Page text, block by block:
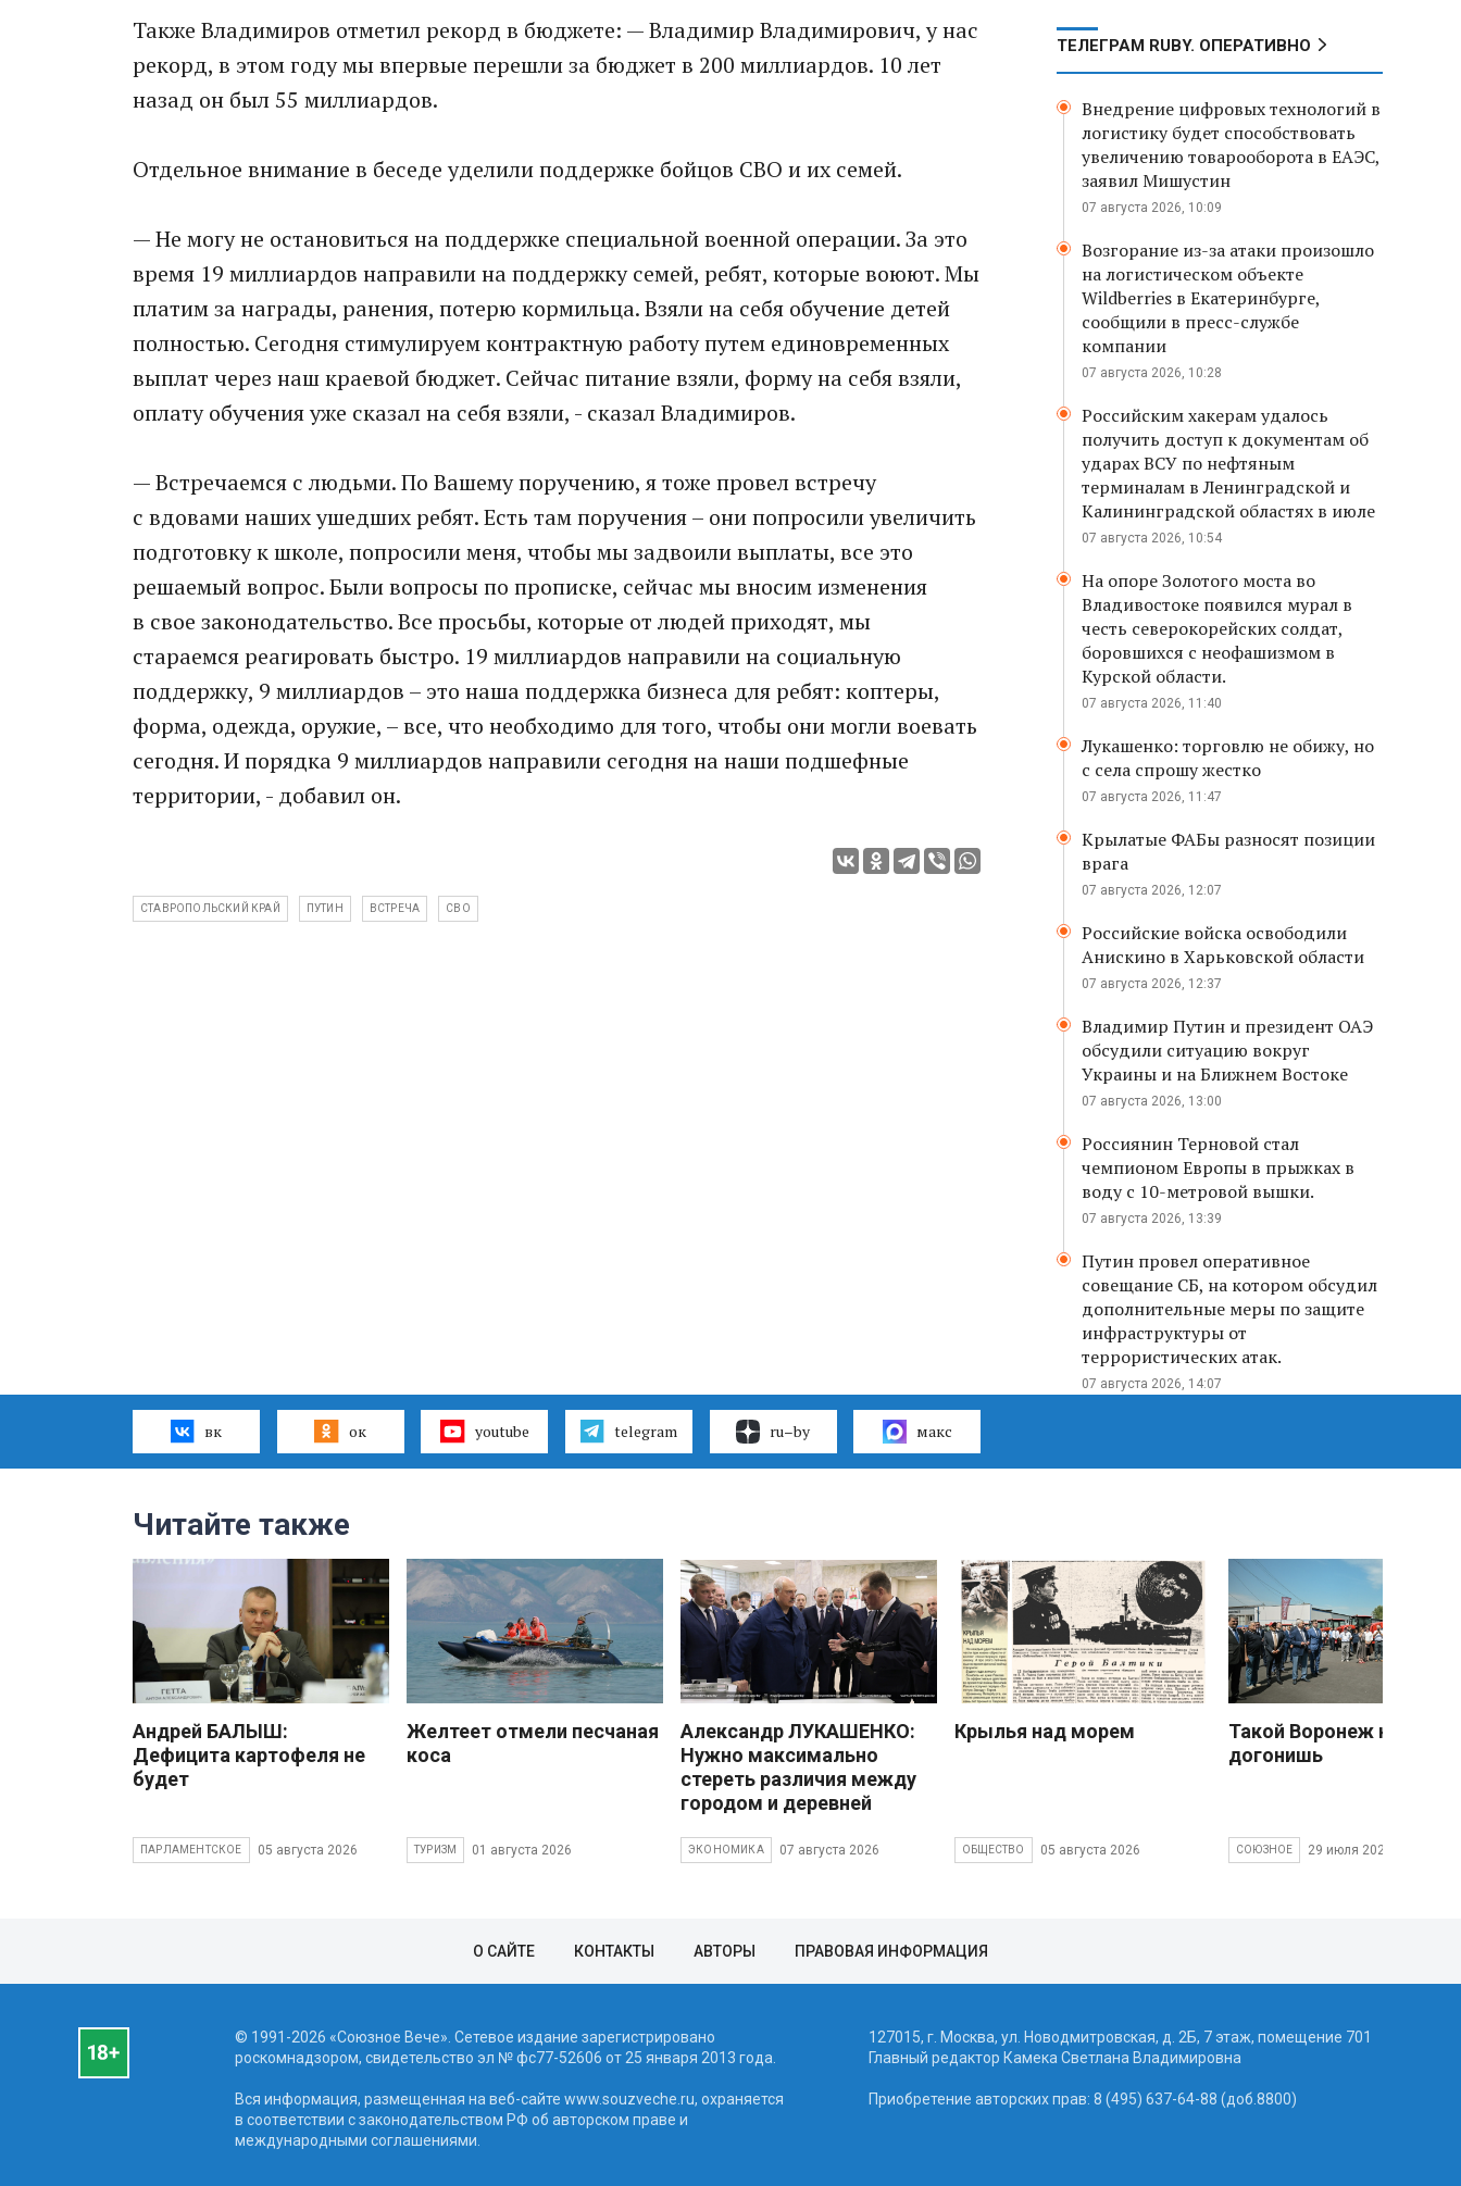
Также Владимиров отметил рекорд в бюджете: — Владимир Владимирович, у нас
рекорд, в этом году мы впервые перешли за бюджет в 200 миллиардов. 10 лет
назад он был 55 миллиардов.
Отдельное внимание в беседе уделили поддержке бойцов СВО и их семей.
— Не могу не остановиться на поддержке специальной военной операции. За это
время 19 миллиардов направили на поддержку семей, ребят, которые воюют. Мы
платим за награды, ранения, потерю кормильца. Взяли на себя обучение детей
полностью. Сегодня стимулируем контрактную работу путем единовременных
выплат через наш краевой бюджет. Сейчас питание взяли, форму на себя взяли,
оплату обучения уже сказал на себя взяли, - сказал Владимиров.
— Встречаемся с людьми. По Вашему поручению, я тоже провел встречу
с вдовами наших ушедших ребят. Есть там поручения – они попросили увеличить
подготовку к школе, попросили меня, чтобы мы задвоили выплаты, все это
решаемый вопрос. Были вопросы по прописке, сейчас мы вносим изменения
в свое законодательство. Все просьбы, которые от людей приходят, мы
стараемся реагировать быстро. 19 миллиардов направили на социальную
поддержку, 9 миллиардов – это наша поддержка бизнеса для ребят: коптеры,
форма, одежда, оружие, – все, что необходимо для того, чтобы они могли воевать
сегодня. И порядка 9 миллиардов направили сегодня на наши подшефные
территории, - добавил он.
СТАВРОПОЛЬСКИЙ КРАЙ ПУТИН ВСТРЕЧА СВО
ТЕЛЕГРАМ RUBY. ОПЕРАТИВНО
Внедрение цифровых технологий в
логистику будет способствовать
увеличению товарооборота в ЕАЭС,
заявил Мишустин
07 августа 2026, 10:09
Возгорание из-за атаки произошло
на логистическом объекте
Wildberries в Екатеринбурге,
сообщили в пресс-службе
компании
07 августа 2026, 10:28
Российским хакерам удалось
получить доступ к документам об
ударах ВСУ по нефтяным
терминалам в Ленинградской и
Калининградской областях в июле
07 августа 2026, 10:54
На опоре Золотого моста во
Владивостоке появился мурал в
честь северокорейских солдат,
боровшихся с неофашизмом в
Курской области.
07 августа 2026, 11:40
Лукашенко: торговлю не обижу, но
с села спрошу жестко
07 августа 2026, 11:47
Крылатые ФАБы разносят позиции
врага
07 августа 2026, 12:07
Российские войска освободили
Анискино в Харьковской области
07 августа 2026, 12:37
Владимир Путин и президент ОАЭ
обсудили ситуацию вокруг
Украины и на Ближнем Востоке
07 августа 2026, 13:00
Россиянин Терновой стал
чемпионом Европы в прыжках в
воду с 10-метровой вышки.
07 августа 2026, 13:39
Путин провел оперативное
совещание СБ, на котором обсудил
дополнительные меры по защите
инфраструктуры от
террористических атак.
07 августа 2026, 14:07
вк ок youtube telegram ru–by макс
Читайте также
Андрей БАЛЫШ:
Дефицита картофеля не
будет
ПАРЛАМЕНТСКОЕ 05 августа 2026
Желтеет отмели песчаная
коса
ТУРИЗМ 01 августа 2026
Александр ЛУКАШЕНКО:
Нужно максимально
стереть различия между
городом и деревней
ЭКОНОМИКА 07 августа 2026
Крылья над морем
ОБЩЕСТВО 05 августа 2026
Такой Воронеж не
догонишь
СОЮЗНОЕ 29 июля 2026
О САЙТЕ КОНТАКТЫ АВТОРЫ ПРАВОВАЯ ИНФОРМАЦИЯ
© 1991-2026 «Союзное Вече». Сетевое издание зарегистрировано
роскомнадзором, свидетельство эл № фc77-52606 от 25 января 2013 года.
Вся информация, размещенная на веб-сайте www.souzveche.ru, охраняется
в соответствии с законодательством РФ об авторском праве и
международными соглашениями.
127015, г. Москва, ул. Новодмитровская, д. 2Б, 7 этаж, помещение 701
Главный редактор Камека Светлана Владимировна
Приобретение авторских прав: 8 (495) 637-64-88 (доб.8800)